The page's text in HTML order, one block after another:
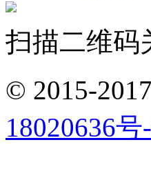
扫描二维码
© 2015-2017
18020636号